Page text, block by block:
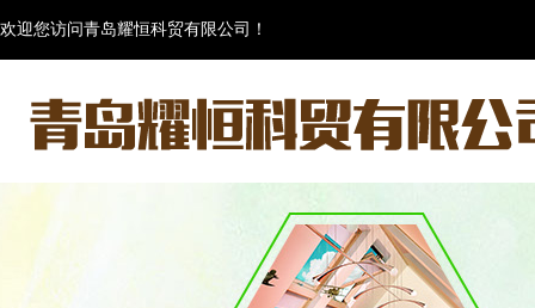
欢迎您访问青岛耀恒科贸有限公司！